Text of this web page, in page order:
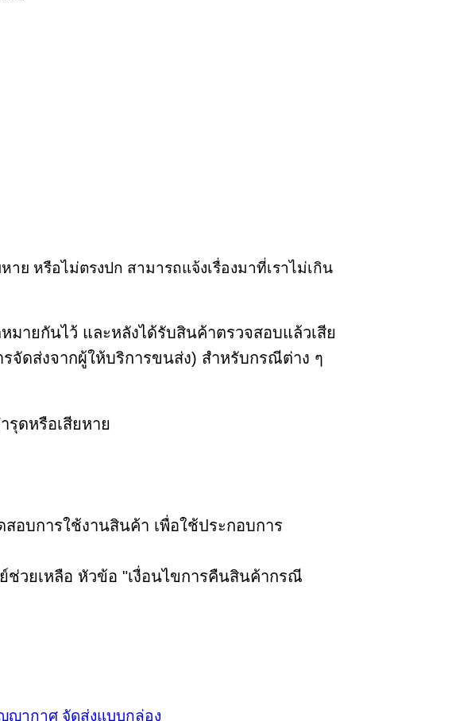
หรือไม่ตรงปก สามารถแจ้งเรื่องมาที่เราไม่เกิน
ายกันไว้ และหลังได้รับสินค้าตรวจสอบแล้วเสีย
จัดส่งจากผู้ให้บริการขนส่ง) สำหรับกรณีต่าง ๆ
ดหรือเสียหาย
บการใช้งานสินค้า เพื่อใช้ประกอบการ
ช่วยเหลือ หัวข้อ "เงื่อนไขการคืนสินค้ากรณี
ญากาศ จัดส่งแบบกล่อง